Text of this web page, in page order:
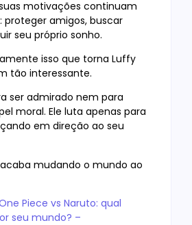
motivações continuam
proteger amigos, buscar
seu próprio sonho.
isso que torna Luffy
tão interessante.
ser admirado nem para
moral. Ele luta apenas para
em direção ao seu
acaba mudando o mundo ao
Piece vs Naruto: qual
seu mundo? –